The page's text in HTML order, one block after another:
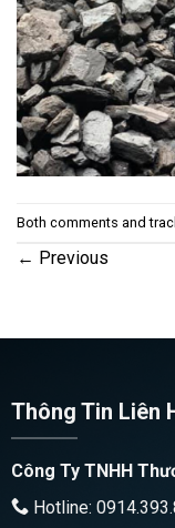
Both comments and
← Previous
Thông Tin Liên
Công Ty TNHH
Hotline: